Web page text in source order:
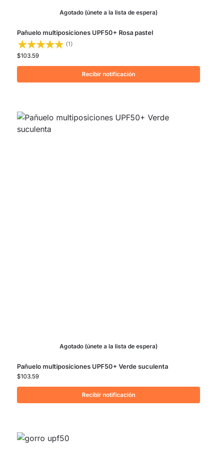
Agotado (únete a la lista de espera)
Pañuelo multiposiciones UPF50+ Rosa pastel
(1)
$103.59
Recibir notificación
Agotado (únete a la lista de espera)
Pañuelo multiposiciones UPF50+ Verde suculenta
$103.59
Recibir notificación